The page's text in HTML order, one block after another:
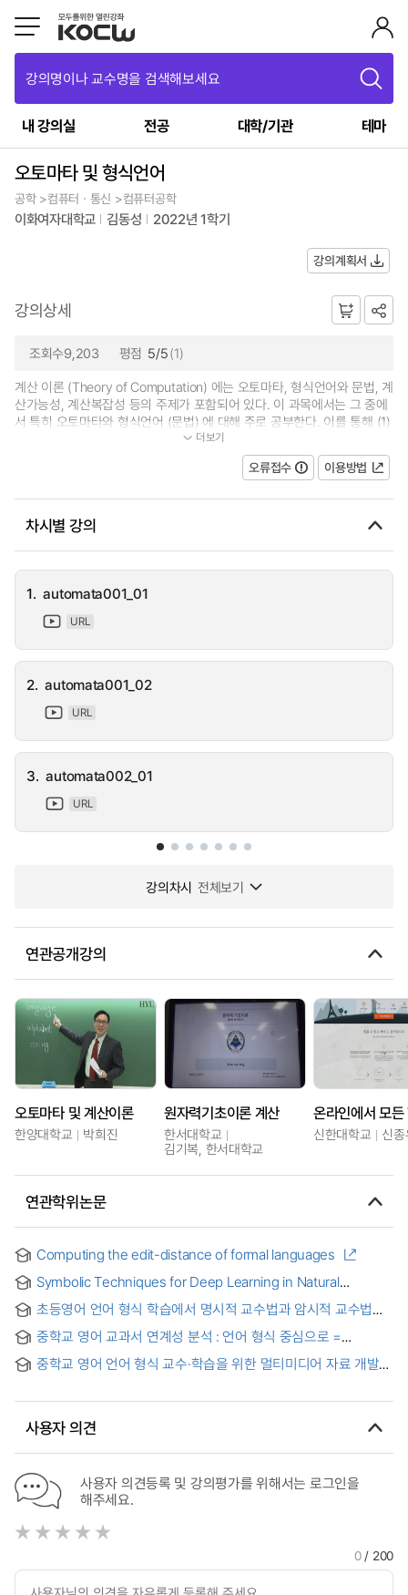
강의명이나 교수명을 검색해보세요
내 강의실 전공 대학/기관 테마
오토마타 및 형식언어
공학 >컴퓨터ㆍ통신 >컴퓨터공학
이화여자대학교 김동성 2022년 1학기
강의계획서
강의상세
조회수9,203 평점 5/5(1)
계산 이론 (Theory of Computation) 에는 오토마타, 형식언어와 문법, 계
산가능성, 계산복잡성 등의 주제가 포함되어 있다. 이 과목에서는 그 중에
서 특히 오토마타와 형식언어 (문법) 에 대해 주로 공부한다. 이를 통해 (1)
계산 이론을 체계적이고 깊이 있게 연...
더보기
오류접수 이용방법
차시별 강의
1. automata001_01
URL
2. automata001_02
URL
3. automata002_01
URL
강의차시 전체보기
연관공개강의
오토마타 및 계산이론
한양대학교 박희진
원자력기초이론 계산
한서대학교
김기복, 한서대학교
신한대학교 신
연관학위논문
Computing the edit-distance of formal languages
Symbolic Techniques for Deep Learning in Natural
Language Processing and Program Analysis = 자연어
처리와 코드 분석에서의 딥러닝을 위한 심볼릭 기법
초등영어 언어 형식 학습에서 명시적 교수법과 암시적 교수법의
효과에 관한 연구 = (A) Study on the Effects of Explicit
Teaching and Implicit Teaching on Language Form
Learning in Elementary English Classes
중학교 영어 교과서 연계성 분석 : 언어 형식 중심으로 =
(An)Analysis of Middle School English Textbook in Terms
of Language Forms
중학교 영어 언어 형식 교수·학습을 위한 멀티미디어 자료 개발
multimedia materials for the teaching and learning of
사용자 의견
사용자 의견등록 및 강의평가를 위해서는 로그인을
해주세요.
0/ 200